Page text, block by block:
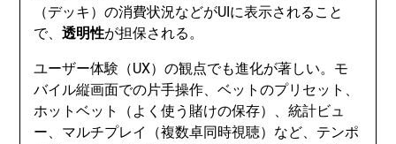
（デッキ）の消費状況などがUIに表示されること
で、透明性が担保される。
ユーザー体験（UX）の観点でも進化が著しい。モ
バイル縦画面での片手操作、ベットのプリセット、
ホットベット（よく使う賭けの保存）、統計ビュ
ー、マルチプレイ（複数卓同時視聴）など、テンポ